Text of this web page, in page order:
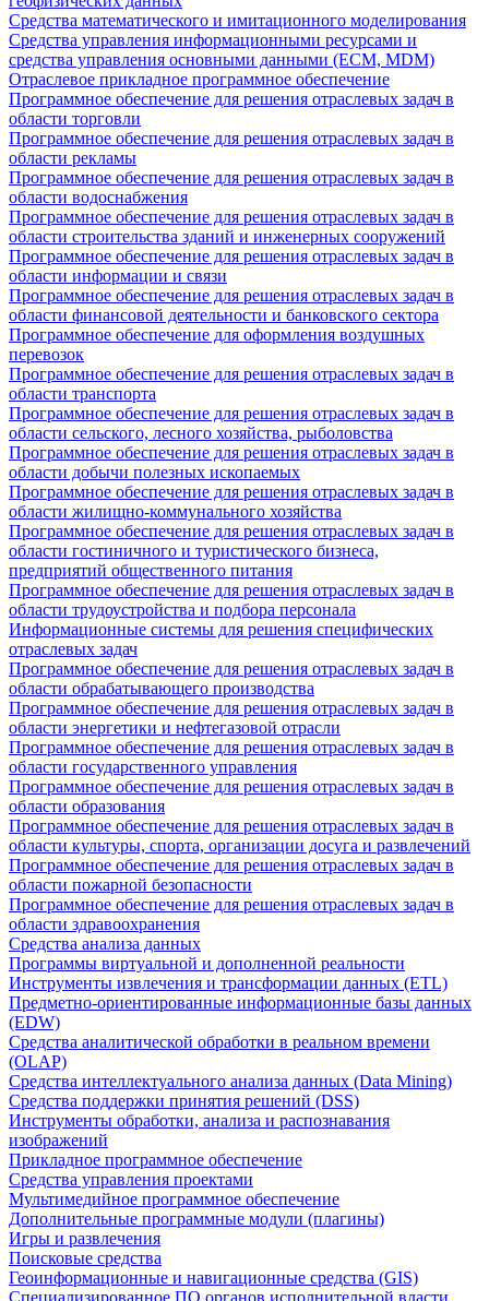
Средства математического и имитационного моделирования
Средства управления информационными ресурсами и
средства управления основными данными (ECM, MDM)
Отраслевое прикладное программное обеспечение
Программное обеспечение для решения отраслевых задач в
области торговли
Программное обеспечение для решения отраслевых задач в
области рекламы
Программное обеспечение для решения отраслевых задач в
области водоснабжения
Программное обеспечение для решения отраслевых задач в
области строительства зданий и инженерных сооружений
Программное обеспечение для решения отраслевых задач в
области информации и связи
Программное обеспечение для решения отраслевых задач в
области финансовой деятельности и банковского сектора
Программное обеспечение для оформления воздушных
перевозок
Программное обеспечение для решения отраслевых задач в
области транспорта
Программное обеспечение для решения отраслевых задач в
области сельского, лесного хозяйства, рыболовства
Программное обеспечение для решения отраслевых задач в
области добычи полезных ископаемых
Программное обеспечение для решения отраслевых задач в
области жилищно-коммунального хозяйства
Программное обеспечение для решения отраслевых задач в
области гостиничного и туристического бизнеса,
предприятий общественного питания
Программное обеспечение для решения отраслевых задач в
области трудоустройства и подбора персонала
Информационные системы для решения специфических
отраслевых задач
Программное обеспечение для решения отраслевых задач в
области обрабатывающего производства
Программное обеспечение для решения отраслевых задач в
области энергетики и нефтегазовой отрасли
Программное обеспечение для решения отраслевых задач в
области государственного управления
Программное обеспечение для решения отраслевых задач в
области образования
Программное обеспечение для решения отраслевых задач в
области культуры, спорта, организации досуга и развлечений
Программное обеспечение для решения отраслевых задач в
области пожарной безопасности
Программное обеспечение для решения отраслевых задач в
области здравоохранения
Средства анализа данных
Программы виртуальной и дополненной реальности
Инструменты извлечения и трансформации данных (ETL)
Предметно-ориентированные информационные базы данных
(EDW)
Средства аналитической обработки в реальном времени
(OLAP)
Средства интеллектуального анализа данных (Data Mining)
Средства поддержки принятия решений (DSS)
Инструменты обработки, анализа и распознавания
изображений
Прикладное программное обеспечение
Средства управления проектами
Мультимедийное программное обеспечение
Дополнительные программные модули (плагины)
Игры и развлечения
Поисковые средства
Геоинформационные и навигационные средства (GIS)
Специализированное ПО органов исполнительной власти